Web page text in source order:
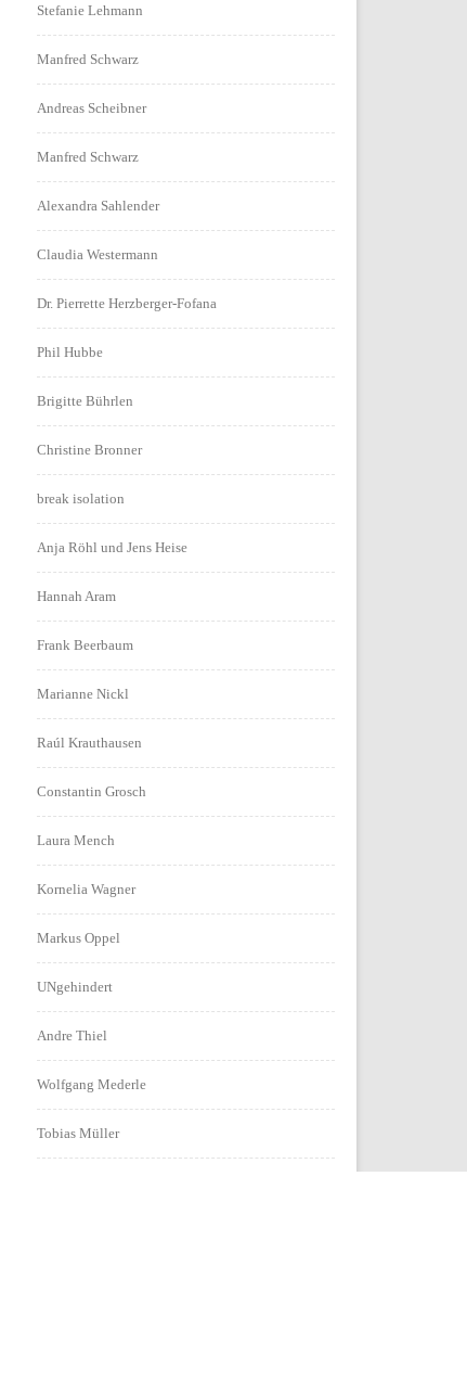
Stefanie Lehmann
Manfred Schwarz
Andreas Scheibner
Manfred Schwarz
Alexandra Sahlender
Claudia Westermann
Dr. Pierrette Herzberger-Fofana
Phil Hubbe
Brigitte Bührlen
Christine Bronner
break isolation
Anja Röhl und Jens Heise
Hannah Aram
Frank Beerbaum
Marianne Nickl
Raúl Krauthausen
Constantin Grosch
Laura Mench
Kornelia Wagner
Markus Oppel
UNgehindert
Andre Thiel
Wolfgang Mederle
Tobias Müller